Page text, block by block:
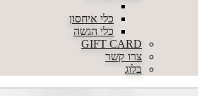
כלי איחסון
כלי הגשה
GIFT CARD
צרו קשר
בלוג